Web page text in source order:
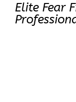
Elite Fear